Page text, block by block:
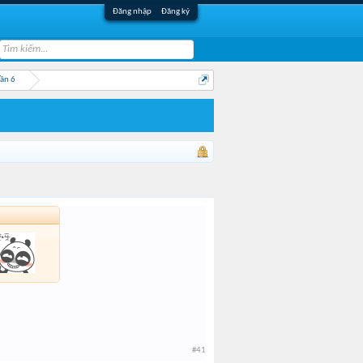
Đăng nhập Đăng ký
6
#41